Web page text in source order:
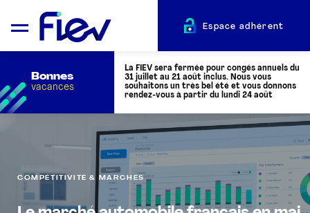
QUI SOMMES-NOUS ?
L’AUTOMOTIVE
Espace adhérent
Bonnes
vacances
La FIEV sera fermée pour congés annuels du
31 juillet au 21 août inclus. Nous vous
souhaitons un très bel été et vous donnons
rendez-vous à partir du lundi 24 août
COMPÉTITIVITÉ & MARCHÉS